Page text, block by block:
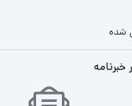
شده